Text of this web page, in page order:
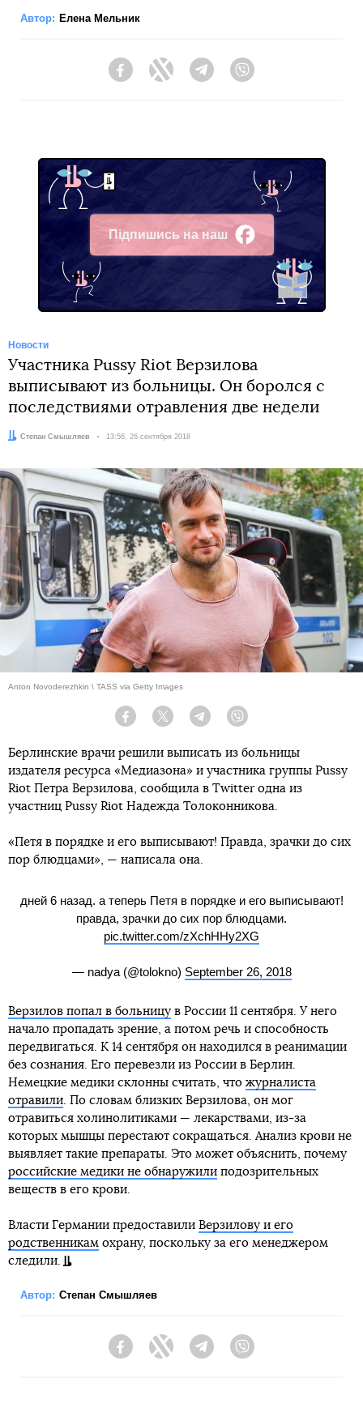
Автор: Елена Мельник
FacebookTwitter Telegram
Підпишись на наш
Facebook
Новости
Участника Pussy Riot Верзилова
выписывают из больницы. Он боролся с
последствиями отравления две недели
Автор:
Степан Смышляев Дата:
13:56, 26 сентября 2018
Anton Novoderezhkin \ TASS via Getty Images
Facebook Twitter Telegram
Берлинские врачи решили выписать из больницы
издателя ресурса «Медиазона» и участника группы Pussy
Riot Петра Верзилова, сообщила в Twitter одна из
участниц Pussy Riot Надежда Толоконникова.
«Петя в порядке и его выписывают! Правда, зрачки до сих
пор блюдцами», — написала она.
дней 6 назад. а теперь Петя в порядке и его выписывают!
правда, зрачки до сих пор блюдцами.
pic.twitter.com/zXchHHy2XG
— nadya (@tolokno) September 26, 2018
Верзилов попал в больницу в России 11 сентября. У него
начало пропадать зрение, а потом речь и способность
передвигаться. К 14 сентября он находился в реанимации
без сознания. Его перевезли из России в Берлин.
Немецкие медики склонны считать, что журналиста
отравили. По словам близких Верзилова, он мог
отравиться холинолитиками — лекарствами, из-за
которых мышцы перестают сокращаться. Анализ крови не
выявляет такие препараты. Это может объяснить, почему
российские медики не обнаружили подозрительных
веществ в его крови.
Власти Германии предоставили Верзилову и его
родственникам охрану, поскольку за его менеджером
следили.
Автор: Степан Смышляев
FacebookTwitter Telegram